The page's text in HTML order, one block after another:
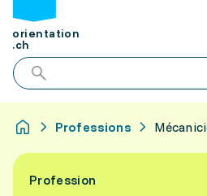
orientation
.ch
Professions
Profession